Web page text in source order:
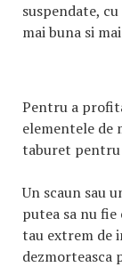
suspendate,
mai buna si
Pentru a
elementele de
taburet pentru
Un scaun sau
putea sa nu
tau extrem de
dezmorteasca